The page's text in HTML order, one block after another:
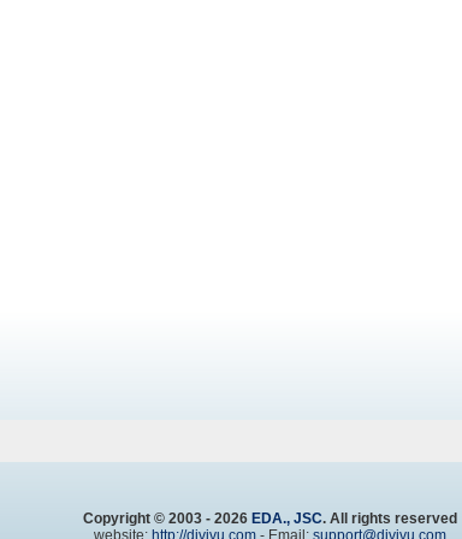
Copyright © 2003 - 2026 EDA., JSC. All rights reserved
website: http://divivu.com- Email: support@divivu.com